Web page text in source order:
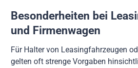
Besonderheiten bei
und Firmenwagen
Für Halter von Leasingfahrzeugen
gelten oft strenge Vorgaben